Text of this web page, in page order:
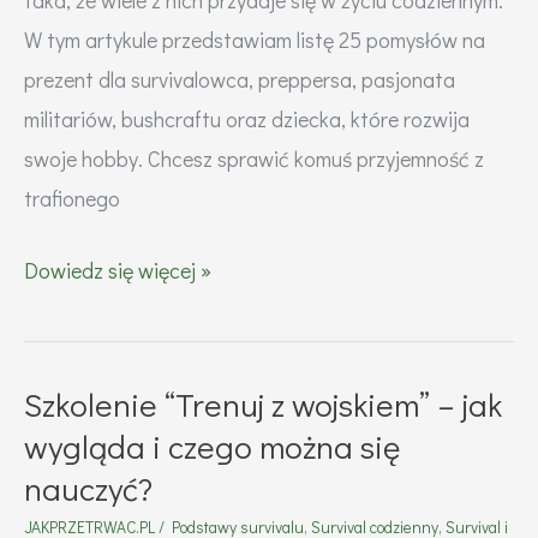
W tym artykule przedstawiam listę 25 pomysłów na
prezent dla survivalowca, preppersa, pasjonata
militariów, bushcraftu oraz dziecka, które rozwija
swoje hobby. Chcesz sprawić komuś przyjemność z
trafionego
25
na
prezent
survivalowca,
preppersa,
Dowiedz się więcej »
Szkolenie “Trenuj z wojskiem” – jak
wygląda i czego można się
nauczyć?
JAKPRZETRWAC.PL/ Podstawy survivalu, Survival codzienny, Survival i